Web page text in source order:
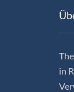
in